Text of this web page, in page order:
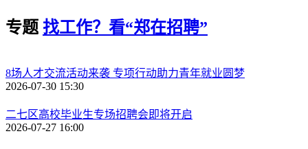
专题 找工作？看“郑在招聘”
8场人才交流活动来袭 专项行动助力青年就业圆梦
2026-07-30 15:30
二七区高校毕业生专场招聘会即将开启
2026-07-27 16:00